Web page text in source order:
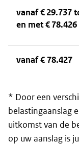
vanaf € 29.737
en met € 78.426
vanaf € 78.427
* Door een
belastingaanslag
uitkomst van de
op uw aanslag is